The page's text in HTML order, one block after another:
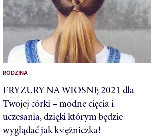
RODZINA
FRYZURY NA WIOSNĘ 2021 dla
Twojej córki – modne cięcia i
uczesania, dzięki którym będzie
wyglądać jak księżniczka!